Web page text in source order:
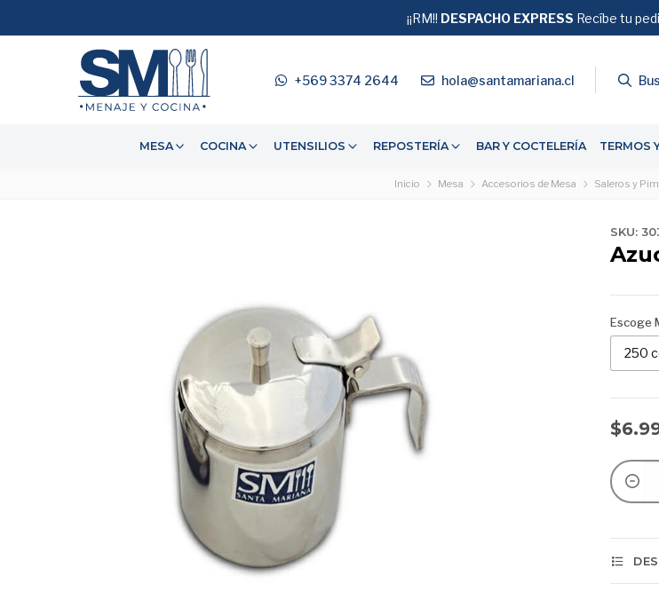
+569 3374 2644 hola@santamariana.cl
MESA COCINA UTENSILIOS REPOSTERÍA BAR Y COCTELERÍA TERMOS
GRATIS
¡¡RM!! DESPACHO EXPRESS Recíbe tu
Inicio Mesa Accesorios de Mesa Saleros y
SKU:
Escoge